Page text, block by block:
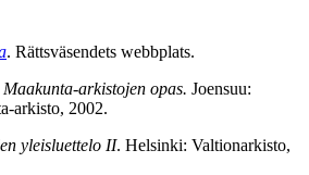
. Rättsväsendets webbplats.
Maakunta-arkistojen opas. Joensuu:
arkisto, 2002.
yleisluettelo II. Helsinki: Valtionarkisto,